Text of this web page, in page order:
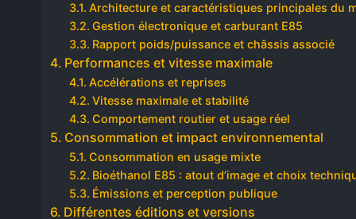
Architecture et caractéristiques principales du
Gestion électronique et carburant E85
Rapport poids/puissance et châssis associé
Performances et vitesse maximale
Accélérations et reprises
Vitesse maximale et stabilité
Comportement routier et usage réel
Consommation et impact environnemental
Consommation en usage mixte
Bioéthanol E85 : atout d’image et choix
Émissions et perception publique
Différentes éditions et versions